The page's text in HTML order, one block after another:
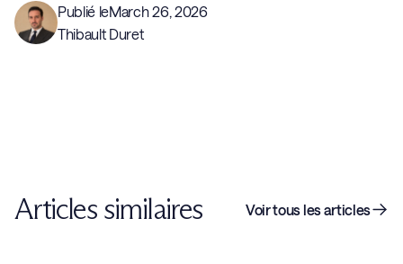
Publié leMarch 26, 2026
Thibault Duret
Articles similaires Voir tous les articles